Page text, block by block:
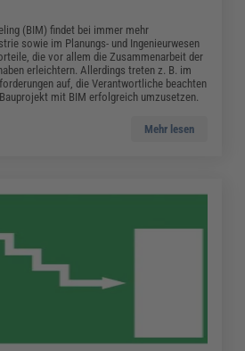
(BIM) findet bei immer mehr
sowie im Planungs- und Ingenieurwesen
die vor allem die Zusammenarbeit der
erleichtern. Allerdings treten z. B. im
auf, die Verantwortliche beachten
mit BIM erfolgreich umzusetzen.
Mehr lesen